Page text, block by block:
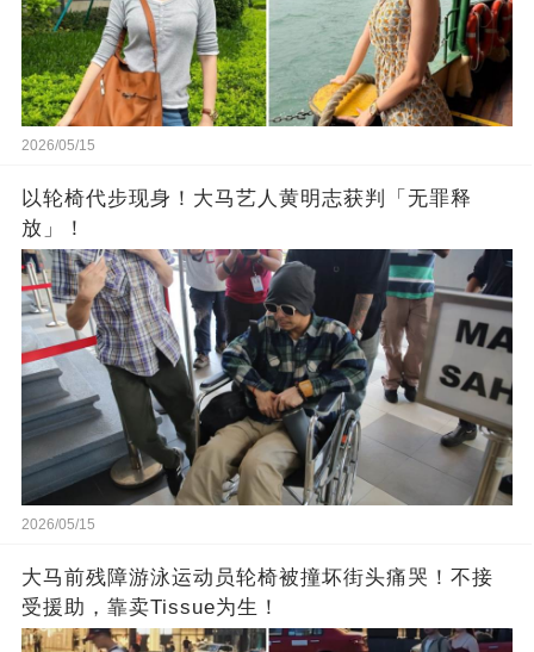
2026/05/15
以轮椅代步现身！大马艺人黄明志获判「无罪释
放」！
2026/05/15
大马前残障游泳运动员轮椅被撞坏街头痛哭！不接
受援助，靠卖Tissue为生！